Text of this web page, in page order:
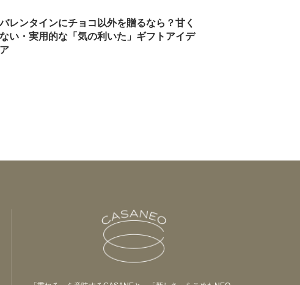
バレンタインにチョコ以外を贈るなら？甘く
ない・実用的な「気の利いた」ギフトアイデ
ア